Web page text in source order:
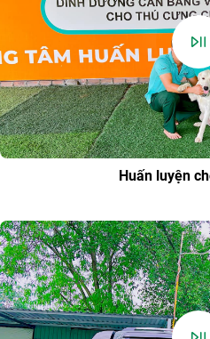
Huấn luyện